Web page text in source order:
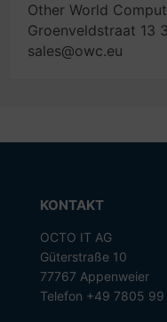
Other World
Groenveldstraat 13
sales@owc.eu
KONTAKT
OCTO IT AG
Güterstraße 10
77767 Appenweier
Telefon +49 7805 99